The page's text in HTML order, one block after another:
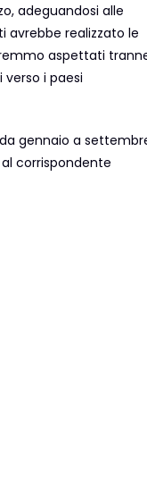
adeguandosi alle
avrebbe realizzato le
aspettati
i paesi
gennaio a
corrispondente